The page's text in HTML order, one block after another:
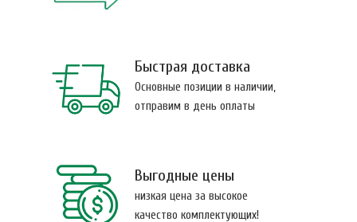
Быстрая доставка
Основные позиции в наличии,
отправим в день оплаты
Выгодные цены
низкая цена за высокое
качество комплектующих!